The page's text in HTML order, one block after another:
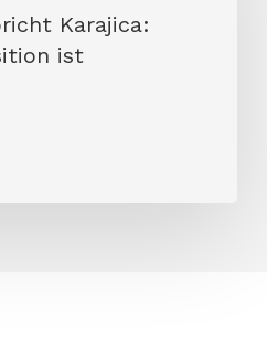
Karajica:
ist